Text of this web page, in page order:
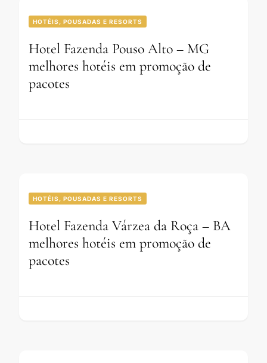
HOTÉIS, POUSADAS E RESORTS
Hotel Fazenda Pouso Alto – MG
melhores hotéis em promoção de
pacotes
HOTÉIS, POUSADAS E RESORTS
Hotel Fazenda Várzea da Roça – BA
melhores hotéis em promoção de
pacotes